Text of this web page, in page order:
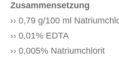
Zusammensetzung
›› 0,79 g/100 ml
›› 0,01% EDTA
›› 0,005% Natriumchlorit